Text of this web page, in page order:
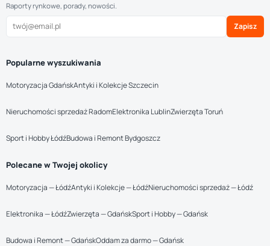
Raporty rynkowe, porady, nowości.
Zapisz
Popularne wyszukiwania
Motoryzacja GdańskAntyki i Kolekcje Szczecin
Nieruchomości sprzedaż RadomElektronika LublinZwierzęta Toruń
Sport i Hobby ŁódźBudowa i Remont Bydgoszcz
Polecane w Twojej okolicy
Motoryzacja — ŁódźAntyki i Kolekcje — ŁódźNieruchomości sprzedaż — Łódź
Elektronika — ŁódźZwierzęta — GdańskSport i Hobby — Gdańsk
Budowa i Remont — GdańskOddam za darmo — Gdańsk